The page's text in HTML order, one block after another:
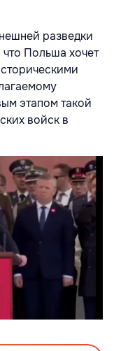
разведки
Польша хочет
этапом такой
войск в